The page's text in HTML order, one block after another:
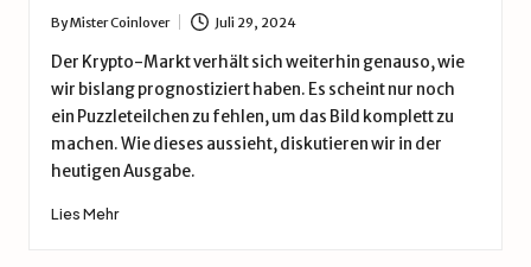
Posted
by
ByMister Coinlover Juli 29, 2024
Der Krypto-Markt verhält sich weiterhin genauso, wie
wir bislang prognostiziert haben. Es scheint nur noch
ein Puzzleteilchen zu fehlen, um das Bild komplett zu
machen. Wie dieses aussieht, diskutieren wir in der
heutigen Ausgabe.
Lies Mehr